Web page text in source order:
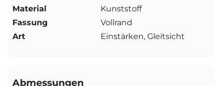
Material
Kunststoff
Fassung
Vollrand
Art
Einstärken, Gleitsicht
Abmessungen